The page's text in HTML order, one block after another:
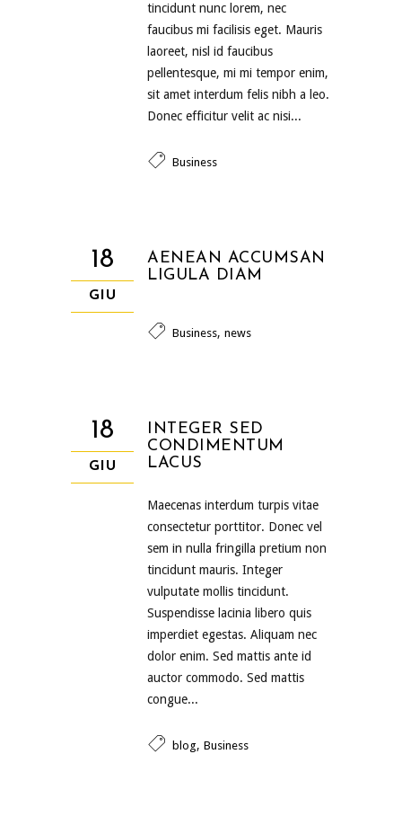
tincidunt nunc lorem, nec
faucibus mi facilisis eget. Mauris
laoreet, nisl id faucibus
pellentesque, mi mi tempor enim,
sit amet interdum felis nibh a leo.
Donec efficitur velit ac nisi...
Business
18
GIU
AENEAN ACCUMSAN
LIGULA DIAM
Business, news
18
GIU
INTEGER SED
CONDIMENTUM
LACUS
Maecenas interdum turpis vitae
consectetur porttitor. Donec vel
sem in nulla fringilla pretium non
tincidunt mauris. Integer
vulputate mollis tincidunt.
Suspendisse lacinia libero quis
imperdiet egestas. Aliquam nec
dolor enim. Sed mattis ante id
auctor commodo. Sed mattis
congue...
blog, Business